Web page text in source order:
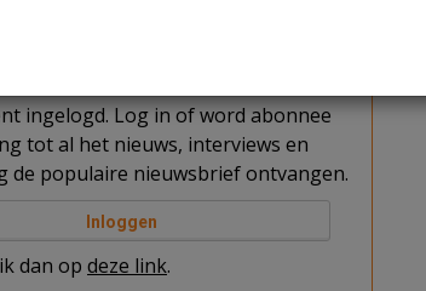
ingelogd. Log in of word abonnee
tot al het nieuws, interviews en
de populaire nieuwsbrief ontvangen.
Inloggen
dan op deze link.